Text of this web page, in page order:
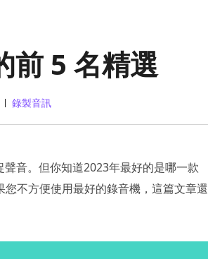
前 5 名精選
錄製音訊
音。但你知道2023年最好的是哪一款
不方便使用最好的錄音機，這篇文章還